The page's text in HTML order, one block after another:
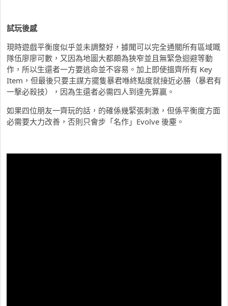
試玩後感
現時遊戲平衡度似乎並未調整好，據聞可以完全通關所有區域嘅
隊伍廖廖可數，又因為地圖大都頗為狹窄並且無緊急迴避等動
作，所以生還者一方要逃命並不容易。加上即使搵齊所有 Key
Item，但最後只要主謀方擺隻暴君喺終點度就接近必勝（暴君有
一擊必殺技），因為生還者必需四人到達先算贏。
如果四位朋友一齊玩的話，的確係幾緊張刺激，但係平衡度方面
必需要大力改善，否則只會步「名作」Evolve 後塵。